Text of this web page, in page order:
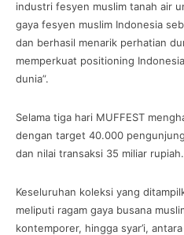
industri fesyen muslim tanah air
gaya fesyen muslim Indonesia
dan berhasil menarik perhatian
memperkuat positioning
dunia”.
Selama tiga hari MUFFEST
dengan target 40.000 pengunjung
dan nilai transaksi 35 miliar rupiah.
Keseluruhan koleksi yang
meliputi ragam gaya busana
kontemporer, hingga syar’i,